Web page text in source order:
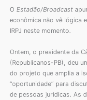
O Estadão/Broadcast
econômica não vê lógica
IRPJ neste momento.
Ontem, o presidente da
(Republicanos-PB), deu
do projeto que amplia a
“oportunidade” para
de pessoas jurídicas. As